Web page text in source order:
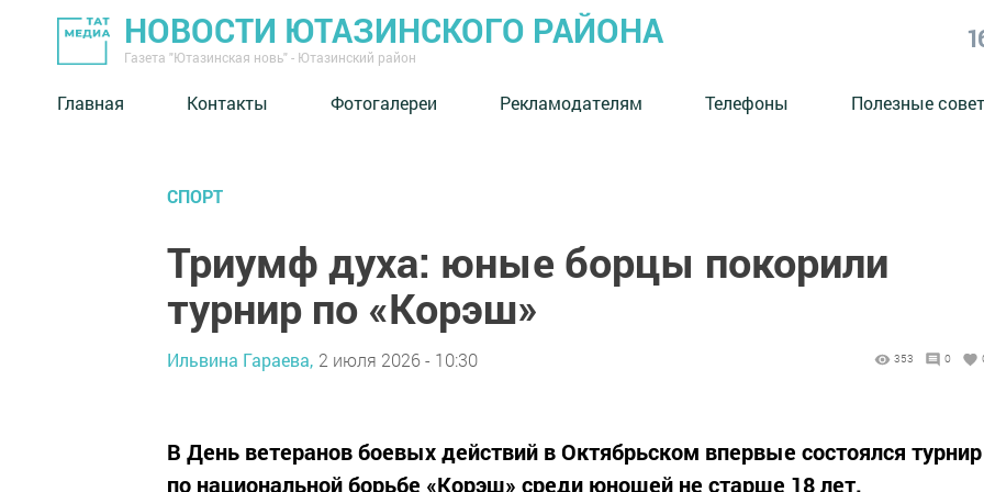
НОВОСТИ ЮТАЗИНСКОГО РАЙОНА
Газета "Ютазинская новь" - Ютазинский район
Главная Контакты Фотогалереи Рекламодателям Телефоны Полезные
СПОРТ
Триумф духа: юные борцы покорили
турнир по «Корэш»
Ильвина Гараева, 2 июля 2026 - 10:30 353 0
В День ветеранов боевых действий в Октябрьском впервые состоялся турнир
по национальной борьбе «Корэш» среди юношей не старше 18 лет.